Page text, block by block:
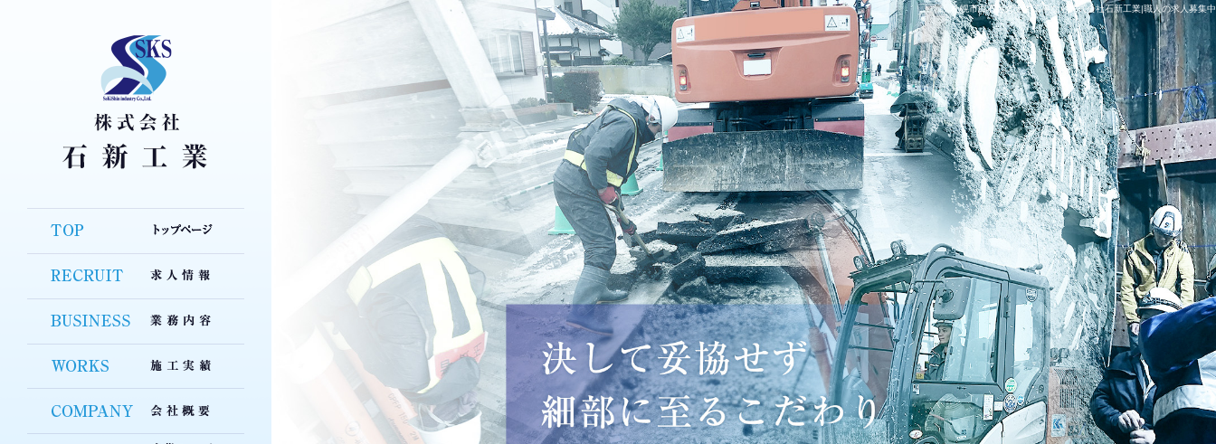
札幌市白石区の土木工事なら株式会社石新工業|職人の求人募集中